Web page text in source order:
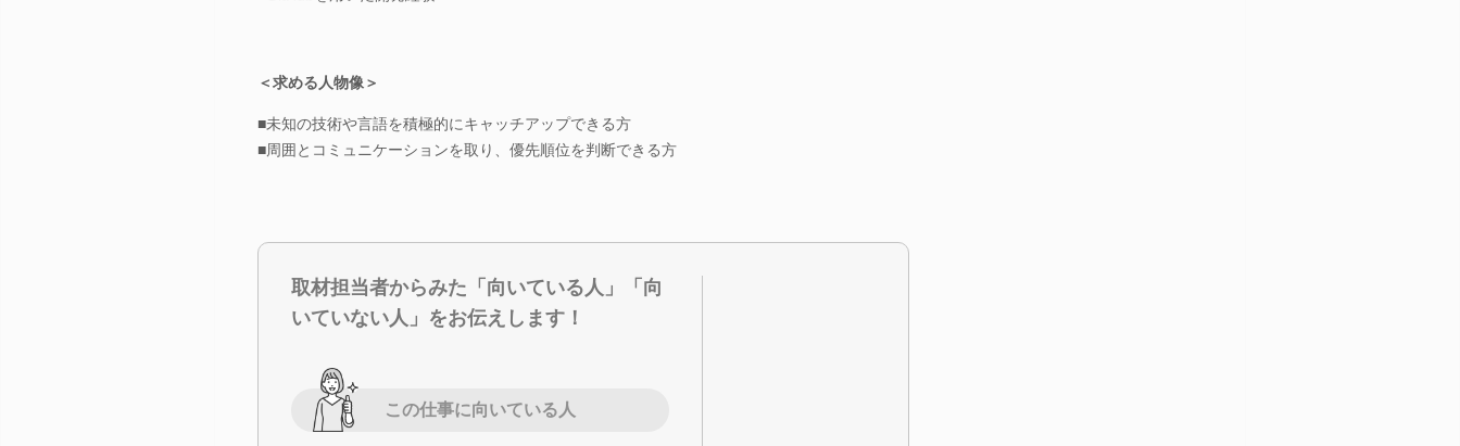
＜求める人物像＞
■未知の技術や言語を積極的にキャッチアップできる方
■周囲とコミュニケーションを取り、優先順位を判断できる方
取材担当者からみた「向いている人」「向
いていない人」をお伝えします！
この仕事に向いている人